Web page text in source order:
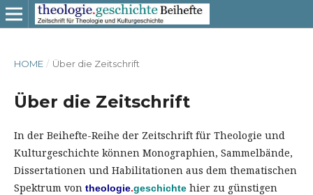
HOME / Über die Zeitschrift
Über die Zeitschrift
In der Beihefte-Reihe der Zeitschrift für Theologie und
Kulturgeschichte können Monographien, Sammelbände,
Dissertationen und Habilitationen aus dem thematischen
Spektrum von theologie.geschichte hier zu günstigen